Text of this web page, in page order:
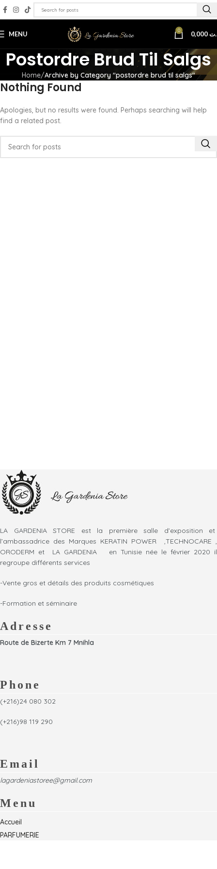
MENU 0
Postordre Brud Til Salgs
Home Archive by Category "postordre brud til salgs"
Nothing Found
Apologies, but no results were found. Perhaps searching will help
find a related post.
LA GARDENIA STORE est la première salle d’exposition et
l’ambassadrice des Marques KERATIN POWER ,TECHNOCARE ,
ORODERM et LA GARDENIA en Tunisie née le février 2020 il
regroupe différents services
-Vente gros et détails des produits cosmétiques
-Formation et séminaire
Adresse
Route de Bizerte Km 7 Mnihla
Phone
(+216)24 080 302
(+216)98 119 290
Email
lagardeniastoree@gmail.com
Menu
Accueil
PARFUMERIE